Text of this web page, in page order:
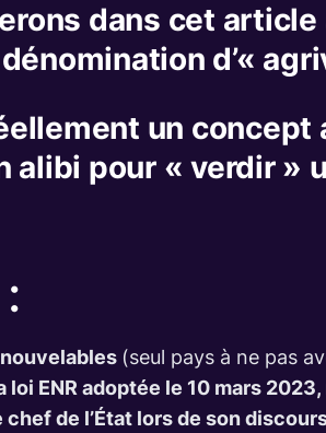
dans cet
d’«
un
pour « verdir »
(seul pays à ne pas
loi ENR adoptée le 10 mars
de l’État lors de son